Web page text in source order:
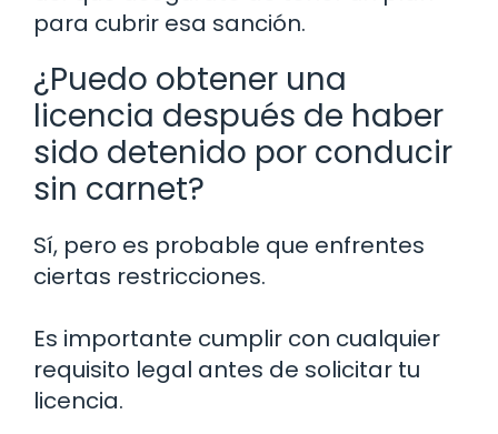
para cubrir esa sanción.
¿Puedo obtener una
licencia después de haber
sido detenido por conducir
sin carnet?
Sí, pero es probable que enfrentes
ciertas restricciones.
Es importante cumplir con cualquier
requisito legal antes de solicitar tu
licencia.